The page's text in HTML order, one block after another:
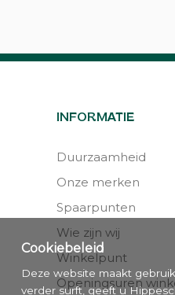
INFORMATIE
Duurzaamheid
Onze merken
Spaarpunten
Wie zijn wij
Winkelpunt
Openingsuren
Cookiebeleid
Deze website maakt
verder surft, geeft u